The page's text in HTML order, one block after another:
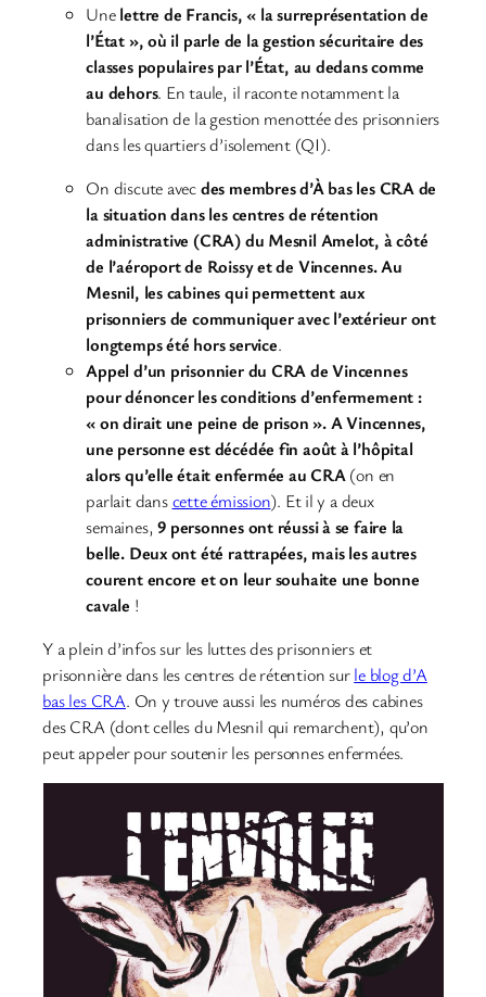
Unelettre de Francis, « la surreprésentation de
l’État », où il parle de la gestion sécuritaire des
classes populaires par l’État, au dedans comme
au dehors. En taule, il raconte notamment la
banalisation de la gestion menottée des prisonniers
dans les quartiers d’isolement (QI).
On discute avecdes membres d’À bas les CRA de
la situation dans les centres de rétention
administrative (CRA) du Mesnil Amelot, à côté
de l’aéroport de Roissy et de Vincennes.Au
Mesnil, les cabines qui permettent aux
prisonniers de communiquer avec l’extérieur ont
longtemps été hors service.
Appel d’un prisonnier du CRA de Vincennes
pour dénoncer les conditions d’enfermement :
« on dirait une peine de prison ». A Vincennes,
une personne est décédée fin août à l’hôpital
alors qu’elle était enfermée au CRA(on en
parlait danscette émission). Et il y a deux
semaines,9 personnes ont réussi à se faire la
belle. Deux ont été rattrapées, mais les autres
courent encore et on leur souhaite une bonne
cavale !
Y a plein d’infos sur les luttes des prisonniers et
prisonnière dans les centres de rétention surle blog d’A
bas les CRA. On y trouve aussi les numéros des cabines
des CRA (dont celles du Mesnil qui remarchent), qu’on
peut appeler pour soutenir les personnes enfermées.